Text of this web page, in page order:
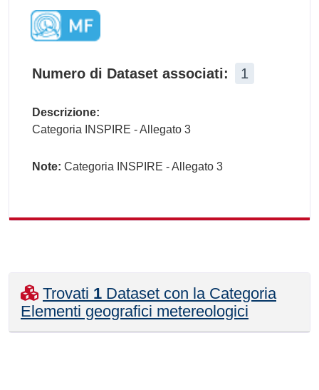
Numero di Dataset associati: 1
Descrizione:
Categoria INSPIRE - Allegato 3
Note: Categoria INSPIRE - Allegato 3
Trovati 1 Dataset con la Categoria
Elementi geografici metereologici